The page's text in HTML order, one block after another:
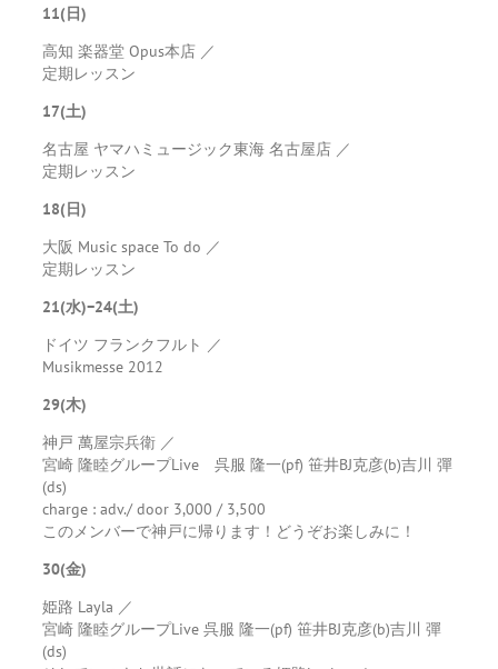
11(日)
高知 楽器堂 Opus本店 ／
定期レッスン
17(土)
名古屋 ヤマハミュージック東海 名古屋店 ／
定期レッスン
18(日)
大阪 Music space To do ／
定期レッスン
21(水)−24(土)
ドイツ フランクフルト ／
Musikmesse 2012
29(木)
神戸 萬屋宗兵衛 ／
宮崎 隆睦グループLive 呉服 隆一(pf) 笹井BJ克彦(b)吉川 彈
(ds)
charge : adv./ door 3,000 / 3,500
このメンバーで神戸に帰ります！どうぞお楽しみに！
30(金)
姫路 Layla ／
宮崎 隆睦グループLive 呉服 隆一(pf) 笹井BJ克彦(b)吉川 彈
(ds)